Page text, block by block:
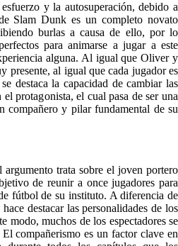
y la autosuperación, debido a
Slam Dunk es un completo novato
burlas a causa de ello, por lo
para animarse a jugar a este
alguna. Al igual que Oliver y
presente, al igual que cada jugador es
destaca la capacidad de cambiar las
protagonista, el cual pasa de ser una
compañero y pilar fundamental de su
trata sobre el joven portero
de reunir a once jugadores para
fútbol de su instituto. A diferencia de
destacar las personalidades de los
modo, muchos de los espectadores se
compañerismo es un factor clave en